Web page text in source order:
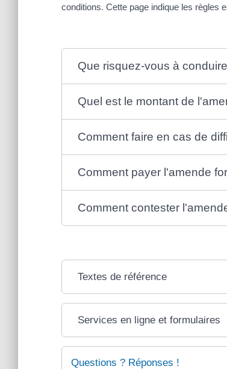
conditions. Cette page indique les règles
Que risquez-vous à
Quel est le montant de
Comment faire en cas de
Comment payer l'amende
Comment contester
Textes de référence
Services en ligne et formulaires
Questions ? Réponses !